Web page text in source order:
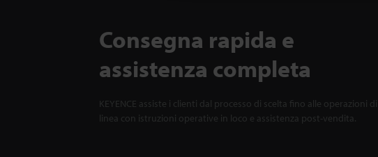
Consegna rapida e
assistenza completa
KEYENCE assiste i clienti dal processo di scelta fino alle operazioni di
linea con istruzioni operative in loco e assistenza post-vendita.